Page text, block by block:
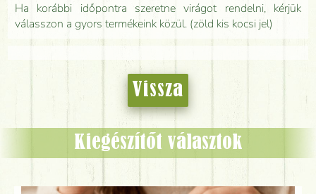
Ha korábbi időpontra szeretne virágot rendelni, kérjük
válasszon a gyors termékeink közül. (zöld kis kocsi jel)
Vissza
Kiegészítőt választok